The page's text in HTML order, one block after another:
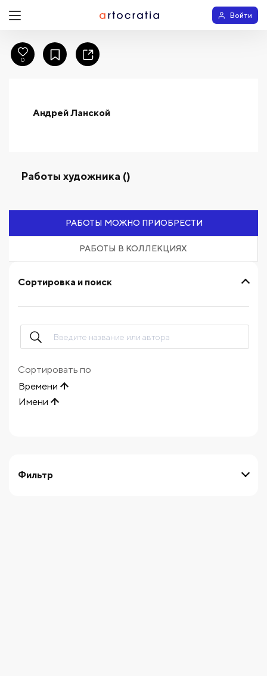
Войти
Андрей Ланской
Работы художника ()
РАБОТЫ МОЖНО ПРИОБРЕСТИ
РАБОТЫ В КОЛЛЕКЦИЯХ
Фильтр
Сортировка и поиск
Сортировать по
Времени
Имени
0